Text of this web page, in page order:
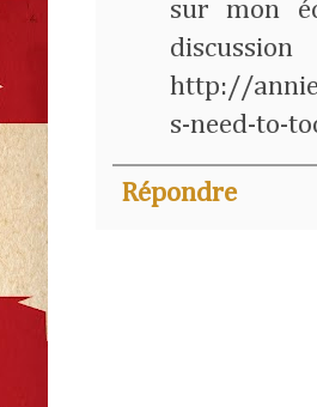
sur mon
http://
s-need-to-
Répondre